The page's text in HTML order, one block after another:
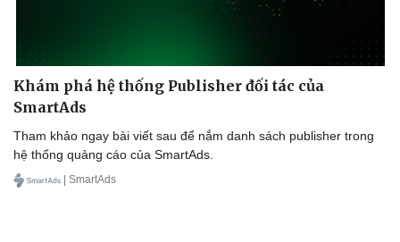
Sức khỏe
Khám phá hệ thống Publisher đối tác của
SmartAds
Tham khảo ngay bài viết sau để nắm danh sách publisher trong
hệ thống quảng cáo của SmartAds.
| SmartAds